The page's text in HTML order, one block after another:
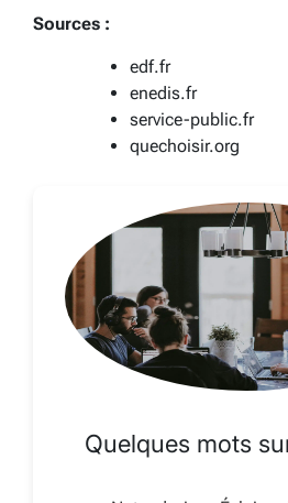
Sources :
edf.fr
enedis.fr
service-public.fr
quechoisir.org
Quelques mots